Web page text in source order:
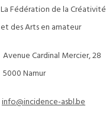
La Fédération de la Créativité
et des Arts en amateur
Avenue Cardinal Mercier, 28
5000 Namur
info@incidence-asbl.be